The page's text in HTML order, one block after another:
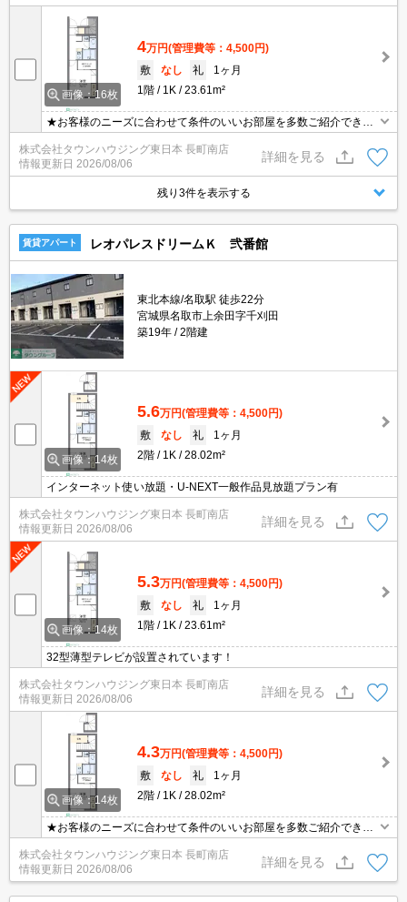
画像：16枚
4万円(管理費等：4,500円)
敷
なし 礼
1ヶ月
1階
1K 23.61m²
★お客様のニーズに合わせて条件のいいお部屋を多数ご紹介できま
す★賃貸物件のお部屋探しはタウンハウジングへ
株式会社タウンハウジング東日本 長町南店
情報更新日 2026/08/06
詳細を見る
残り3件を表示する
賃貸アパート レオパレスドリームＫ 弐番館
東北本線/名取駅 徒歩22分
宮城県名取市上余田字千刈田
築19年
2階建
画像：14枚
5.6万円(管理費等：4,500円)
敷
なし 礼
1ヶ月
2階
1K 28.02m²
インターネット使い放題・U-NEXT一般作品見放題プラン有
株式会社タウンハウジング東日本 長町南店
情報更新日 2026/08/06
詳細を見る
画像：14枚
5.3万円(管理費等：4,500円)
敷
なし 礼
1ヶ月
1階
1K 23.61m²
32型薄型テレビが設置されています！
株式会社タウンハウジング東日本 長町南店
情報更新日 2026/08/06
詳細を見る
画像：14枚
4.3万円(管理費等：4,500円)
敷
なし 礼
1ヶ月
2階
1K 28.02m²
★お客様のニーズに合わせて条件のいいお部屋を多数ご紹介できま
す★賃貸物件のお部屋探しはタウンハウジングへ
株式会社タウンハウジング東日本 長町南店
情報更新日 2026/08/06
詳細を見る